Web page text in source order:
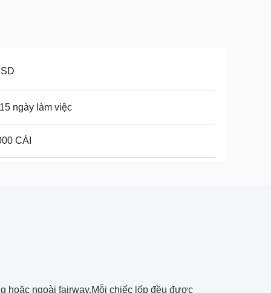
ngày làm việc
CÁI
hoặc ngoài fairway.Mỗi chiếc lốp đều được